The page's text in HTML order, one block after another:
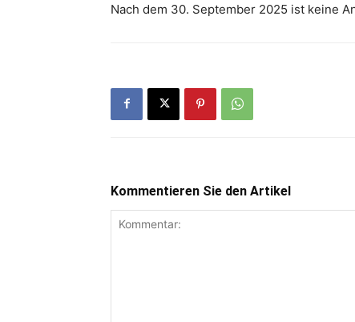
Nach dem 30. September 2025 ist keine
Kommentieren Sie den Artikel